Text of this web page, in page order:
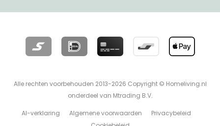
Alle rechten voorbehouden 2013-2026 Copyright © Homeliving.nl
onderdeel van Mtrading B.V.
AI-verklaring Algemene voorwaarden
Privacybeleid